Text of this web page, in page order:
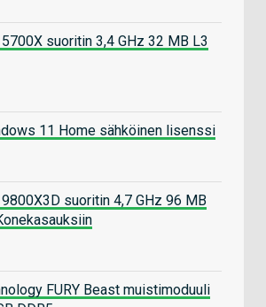
suoritin 3,4 GHz 32 MB L3
11 Home sähköinen lisenssi
suoritin 4,7 GHz 96 MB
FURY Beast muistimoduuli